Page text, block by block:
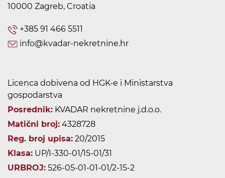
10000 Zagreb, Croatia
+385 91 466 5511
info@kvadar-nekretnine.hr
Licenca dobivena od HGK-e i Ministarstva
gospodarstva
Posrednik: KVADAR nekretnine j.d.o.o.
Matični broj: 4328728
Reg. broj upisa: 20/2015
Klasa: UP/I-330-01/15-01/31
URBROJ: 526-05-01-01-01/2-15-2